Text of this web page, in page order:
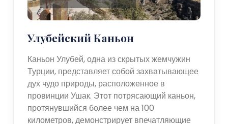
Улубейский Каньон
Каньон Улубей, одна из скрытых жемчужин
Турции, представляет собой захватывающее
дух чудо природы, расположенное в
провинции Ушак. Этот потрясающий каньон,
протянувшийся более чем на 100
километров, демонстрирует впечатляющие